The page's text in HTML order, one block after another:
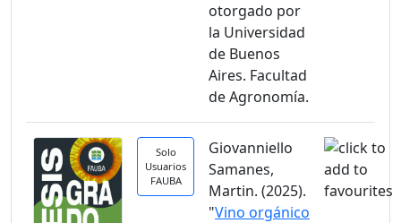
otorgado por
la Universidad
de Buenos
Aires. Facultad
de Agronomía.
Solo
Usuarios
FAUBA
Giovanniello
Samanes,
Martin. (2025).
"Vino orgánico